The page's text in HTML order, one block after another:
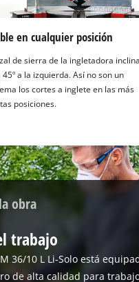
en cualquier posición
de sierra de la ingletadora
45º a la izquierda. Así no son un
los cortes a inglete en las más
posiciones.
obra
trabajo
36/10 L Li-Solo está
de alta calidad para